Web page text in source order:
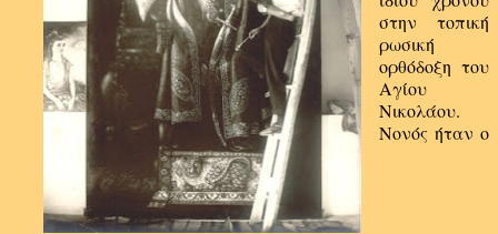
στην τοπική
ρωσική
ορθόδοξη του
Αγίου
Νικολάου.
Νονός ήταν ο